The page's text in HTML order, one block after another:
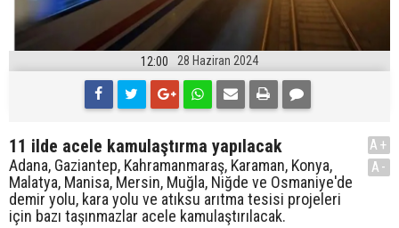
12:00 28 Haziran 2024
11 ilde acele kamulaştırma yapılacak
Adana, Gaziantep, Kahramanmaraş, Karaman, Konya,
Malatya, Manisa, Mersin, Muğla, Niğde ve Osmaniye'de
demir yolu, kara yolu ve atıksu arıtma tesisi projeleri
için bazı taşınmazlar acele kamulaştırılacak.
A+
A-